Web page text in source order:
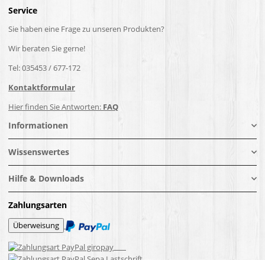
Service
Sie haben eine Frage zu unseren Produkten?
Wir beraten Sie gerne!
Tel: 035453 / 677-172
Kontaktformular
Hier finden Sie Antworten: FAQ
Informationen
Wissenswertes
Hilfe & Downloads
Zahlungsarten